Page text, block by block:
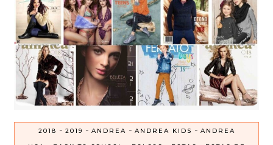
2018 - 2019 - ANDREA - ANDREA KIDS - ANDREA